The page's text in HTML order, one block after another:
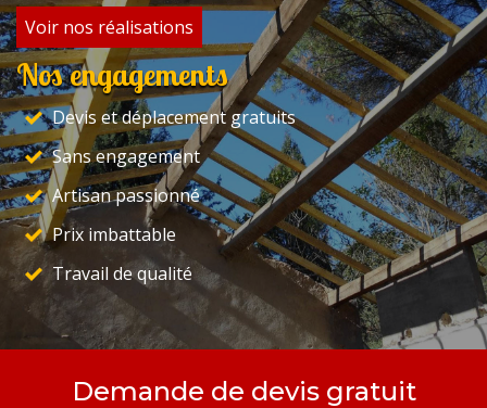
Voir nos réalisations
Nos engagements
Devis et déplacement gratuits
Sans engagement
Artisan passionné
Prix imbattable
Travail de qualité
Demande de devis gratuit